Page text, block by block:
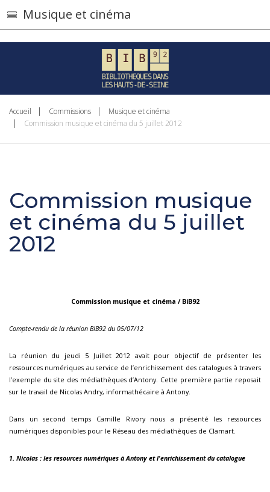
Musique et cinéma
Accueil Commissions
Musique et cinéma
Commission musique et cinéma du 5 juillet 2012
Commission musique
et cinéma du 5 juillet
2012
Commission musique et cinéma / BiB92
Compte-rendu de la réunion BIB92 du 05/07/12
La réunion du jeudi 5 Juillet 2012 avait pour objectif de présenter les
ressources numériques au service de l’enrichissement des catalogues à travers
l’exemple du site des médiathèques d’Antony. Cette première partie reposait
sur le travail de Nicolas Andry, informathécaire à Antony.
Dans un second temps Camille Rivory nous a présenté les ressources
numériques disponibles pour le Réseau des médiathèques de Clamart.
1. Nicolas : les resources numériques à Antony et l'enrichissement du catalogue